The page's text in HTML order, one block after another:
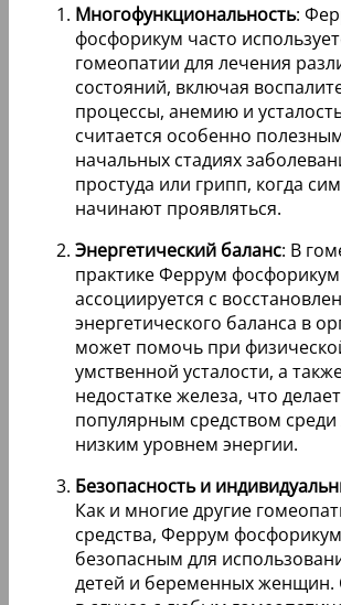
Многофункциональность:
фосфорикум часто
гомеопатии для лечения
состояний, включая
процессы, анемию и
считается особенно
начальных стадиях
простуда или грипп, когда
начинают проявляться.
Энергетический баланс: В
практике Феррум фосфорикум
ассоциируется с
энергетического баланса в
может помочь при
умственной усталости, а
недостатке железа, что
популярным средством
низким уровнем энергии.
Безопасность и
Как и многие другие
средства, Феррум
безопасным для
детей и беременных женщин.